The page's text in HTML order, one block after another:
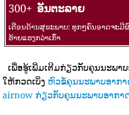
300+ ອັນຕະລາຍ
ເຕືອນດ້ານສຸຂະພາບ: ທຸກໆຄົນອາດຈະມີ
ຮ້າຍແຮງກວ່າເກົ່າ
ເພື່ອຮູ້ເພີ່ມເຕີມກ່ຽວກັບຄຸນນະພາ
ໃຫ້ກວດເບິ່ງ ຫົວຂໍ້ຄຸນນະພາບອາກ
airnow ກ່ຽວກັບຄຸນນະພາບອາກາ